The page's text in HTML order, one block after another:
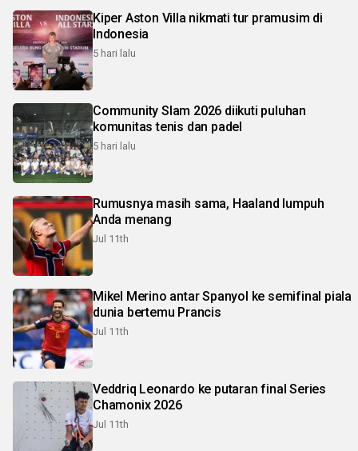
Kiper Aston Villa nikmati tur pramusim di
Indonesia
5 hari lalu
Community Slam 2026 diikuti puluhan
komunitas tenis dan padel
5 hari lalu
Rumusnya masih sama, Haaland lumpuh
Anda menang
Jul 11th
Mikel Merino antar Spanyol ke semifinal piala
dunia bertemu Prancis
Jul 11th
Veddriq Leonardo ke putaran final Series
Chamonix 2026
Jul 11th